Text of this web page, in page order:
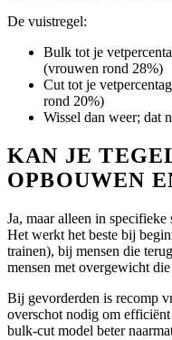
De vuistregel:
Bulk tot je
(vrouwen rond 28%)
Cut tot je
rond 20%)
Wissel dan weer; dat
KAN JE
OPBOUWEN
Ja, maar alleen in
Het werkt het beste bij
trainen), bij mensen die
mensen met overgewicht
Bij gevorderden is recomp
overschot nodig om
bulk-cut model beter